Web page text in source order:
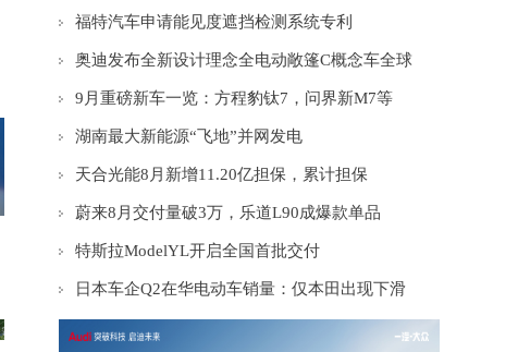
福特汽车申请能见度遮挡检测系统专利
奥迪发布全新设计理念全电动敞篷C概念车全球
9月重磅新车一览：方程豹钛7，问界新M7等
湖南最大新能源“飞地”并网发电
天合光能8月新增11.20亿担保，累计担保
蔚来8月交付量破3万，乐道L90成爆款单品
特斯拉ModelYL开启全国首批交付
日本车企Q2在华电动车销量：仅本田出现下滑